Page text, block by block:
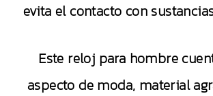
evita el contacto con
Este reloj para hombre
aspecto de moda, material